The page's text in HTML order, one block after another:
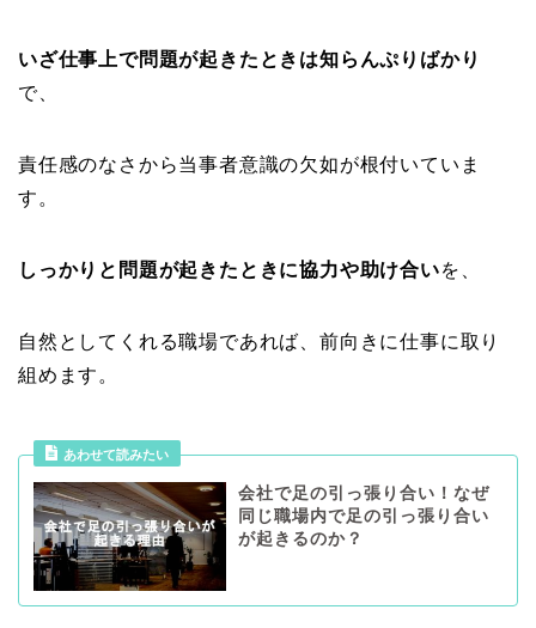
いざ仕事上で問題が起きたときは知らんぷりばかり
で、
責任感のなさから当事者意識の欠如が根付いていま
す。
しっかりと問題が起きたときに協力や助け合いを、
自然としてくれる職場であれば、前向きに仕事に取り
組めます。
あわせて読みたい
会社で足の引っ張り合い！なぜ
同じ職場内で足の引っ張り合い
が起きるのか？